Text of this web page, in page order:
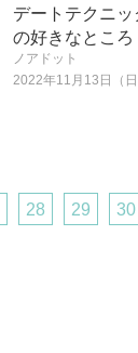
デートテクニ
の好きなところ
ノアドット
2022年11月13日（
28 29 30